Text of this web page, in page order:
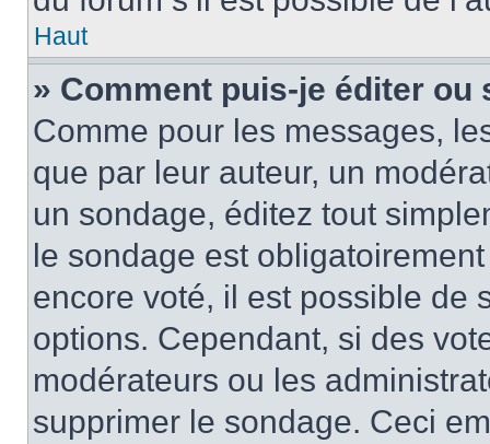
Haut
» Comment puis-je éditer ou
Comme pour les messages,
que par leur auteur, un
un sondage, éditez tout
le sondage est
encore voté, il est possible de
options. Cependant, si des
modérateurs ou les
supprimer le sondage. Ceci